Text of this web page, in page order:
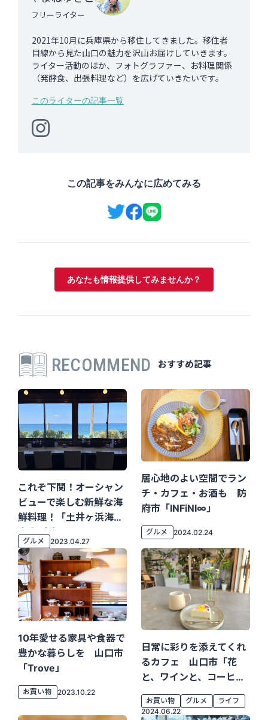
フリーライター
2021年10月に兵庫県から移住してきました。移住者
目線から見た山口の魅力を沢山お届けしていきます。
ライター活動のほか、フォトグラファー、お料理関係
（発酵食、出張料理など）を広げていきたいです。
このライターの記事一覧
この記事をみんなに広めてみる
あなたも情報提供してみませんか？
RECOMMEND おすすめ記事
これぞ下関！オーシャン
ビューで楽しむ新鮮な海
鮮料理！「土井ヶ浜海鮮
食堂 晴海」
グルメ 2023.04.27
居心地のよい空間でラン
チ・カフェ・お酒も 防
府市「INFiNI∞」
グルメ 2024.02.24
10年愛せる家具や食器で
豊かな暮らしを 山口市
「trove」
お買い物 2023.10.22
日常に彩りを添えてくれ
るカフェ 山口市「花
と、ワインと、コーヒー
と。」
お買い物 グルメ
ライフ
2024.06.22